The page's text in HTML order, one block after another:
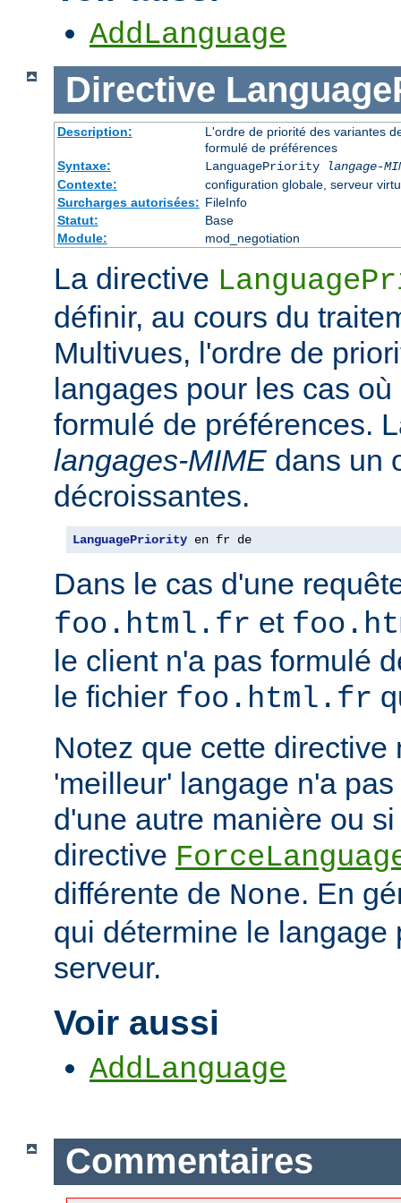
AddLanguage
Directive
Description:
L'ordre de priorité des variantes
formulé de préférences
Syntaxe:
LanguagePriority
langage-
Contexte:
configuration globale, serveur
Surcharges autorisées: FileInfo
Statut:
Base
Module:
mod_negotiation
La directive
définir, au cours du
Multivues, l'ordre de
langages pour les cas
formulé de préférences.
langages-MIME dans un
décroissantes.
LanguagePriority en fr de
Dans le cas d'une
foo.html.fr et
le client n'a pas formulé
le fichier foo.html.fr
Notez que cette directive
'meilleur' langage n'a
d'une autre manière ou
directive
différente de None. En
qui détermine le langage
serveur.
Voir aussi
AddLanguage
Commentaires